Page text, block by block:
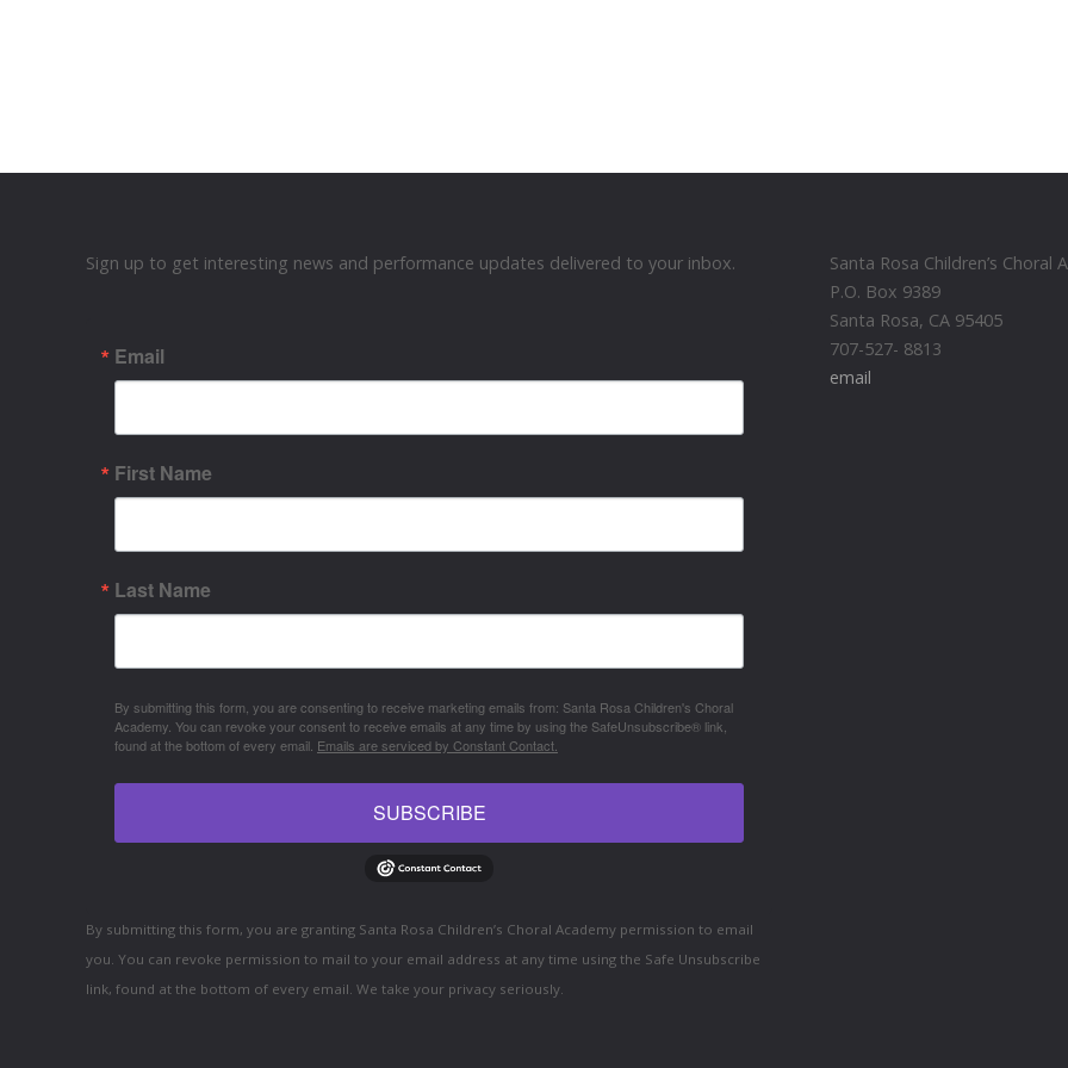
Sign up to get interesting news and performance updates delivered to your inbox.
Email
First Name
Last Name
By submitting this form, you are consenting to receive marketing emails from: Santa Rosa Children's Choral
Academy. You can revoke your consent to receive emails at any time by using the SafeUnsubscribe® link,
found at the bottom of every email. Emails are serviced by Constant Contact.
SUBSCRIBE
By submitting this form, you are granting Santa Rosa Children’s Choral Academy permission to email
you. You can revoke permission to mail to your email address at any time using the Safe Unsubscribe
link, found at the bottom of every email. We take your privacy seriously.
Santa Rosa Children’s Choral
P.O. Box 9389
Santa Rosa, CA 95405
707-527- 8813
email